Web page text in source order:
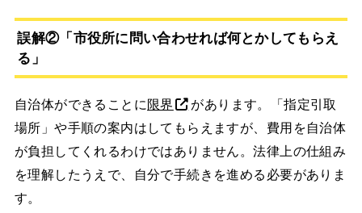
誤解②「市役所に問い合わせれば何とかしてもらえ
る」
自治体ができることに限界
があります。「指定引取
場所」や手順の案内はしてもらえますが、費用を自治体
が負担してくれるわけではありません。法律上の仕組み
を理解したうえで、自分で手続きを進める必要がありま
す。